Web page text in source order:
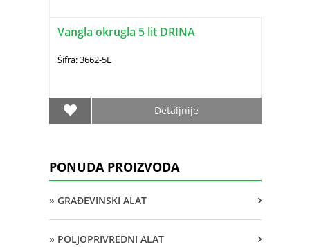
Vangla okrugla 5 lit DRINA
Šifra: 3662-5L
Detaljnije
PONUDA PROIZVODA
» GRAĐEVINSKI ALAT
» POLJOPRIVREDNI ALAT